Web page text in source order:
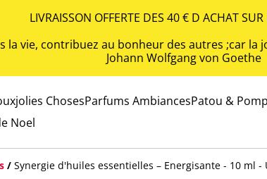
LIVRAISSON OFFERTE DES 40 € D ACHAT
la vie, contribuez au bonheur des autres ;car
Johann Wolfgang von Goethe
jolies ChosesParfums AmbiancesPatou &
Noel
/ Synergie d'huiles essentielles – Energisante - 10 ml